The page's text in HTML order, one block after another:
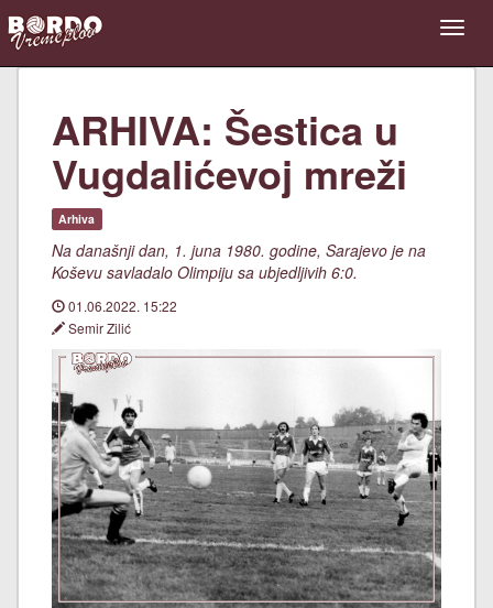
ARHIVA: Šestica u
Vugdalićevoj mreži
Arhiva
Na današnji dan, 1. juna 1980. godine, Sarajevo je na
Koševu savladalo Olimpiju sa ubjedljivih 6:0.
01.06.2022. 15:22
Semir Zilić